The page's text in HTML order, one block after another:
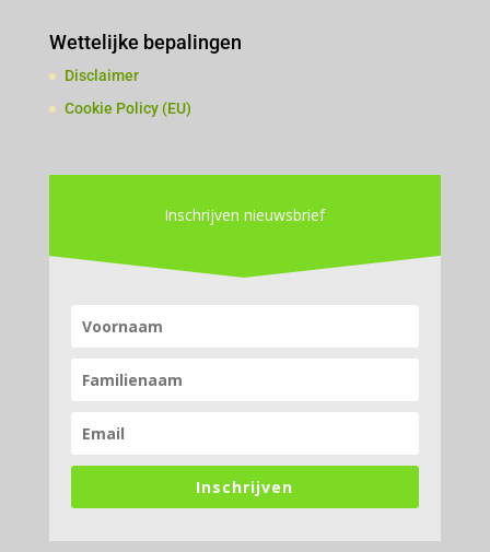
Wettelijke bepalingen
Disclaimer
Cookie Policy (EU)
Inschrijven nieuwsbrief
Inschrijven